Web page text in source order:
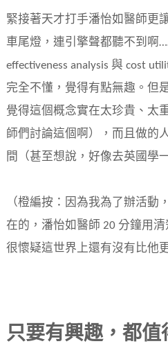
緊接著天才打手潘怡如醫師更
車尾燈，連引擎聲都聽不到啊
effectiveness analysis 與 cost
完全不懂，覺得有點無趣。但
覺得這個概念實在太珍貴、太
師們討論這個啊），而且做的
間（甚至想說，好像去英國學
（橙編按：因為我為了辦活動
在的，潘怡如醫師 20 分鐘用
很懷疑這世界上還有沒有比他
只要有興趣，都值